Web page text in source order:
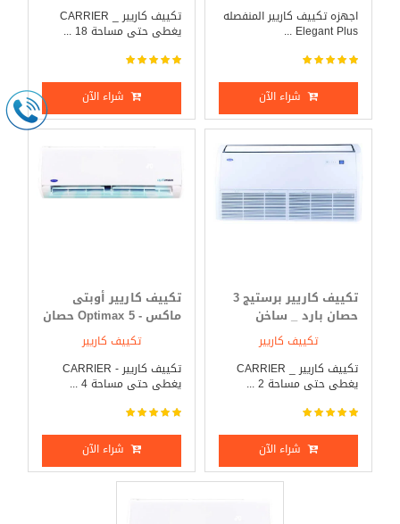
اجهزه تكييف كاريير المنفصله
Elegant Plus ...
شراء الآن
تكييف كاريير _ CARRIER
يغطى حتى مساحة 18 ...
شراء الآن
تكييف كاريير برستيج 3
حصان بارد _ ساخن
تكييف كاريير
تكييف كاريير _ CARRIER
يغطى حتى مساحة 2 ...
شراء الآن
تكييف كاريير أوبتى
ماكس - Optimax 5 حصان
بارد _ ساخنتكييف كاريير
تكييف كاريير - CARRIER
يغطى حتى مساحة 4 ...
شراء الآن